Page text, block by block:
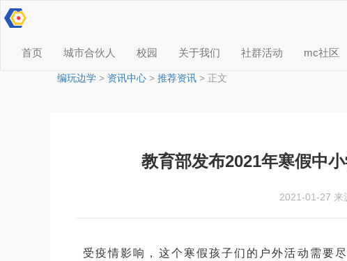
首页 城市合伙人 校园 关于我们 社群活动 mc社区
编玩边学 > 资讯中心 > 推荐资讯 > 正文
教育部发布2021年寒假中
2021-01-27 来
受疫情影响，这个寒假孩子们的户外活动需要